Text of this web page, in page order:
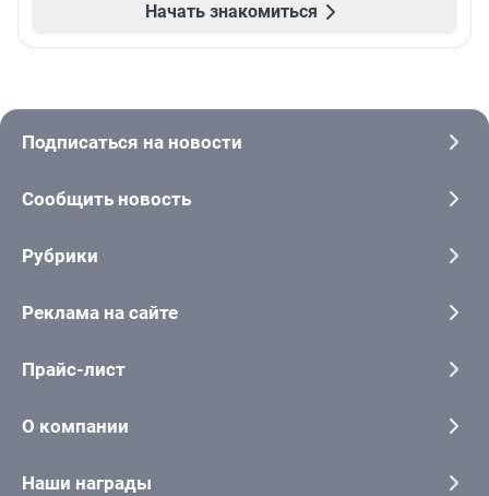
Начать знакомиться
Подписаться на новости
Сообщить новость
Рубрики
Реклама на сайте
Прайс-лист
О компании
Наши награды